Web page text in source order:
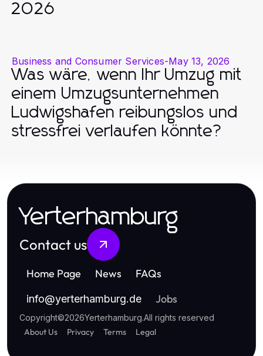
2026
Business and Consumer Services-May 13, 2026
Was wäre, wenn Ihr Umzug mit
einem Umzugsunternehmen
Ludwigshafen reibungslos und
stressfrei verlaufen könnte?
Yerterhamburg
Contact us
Home Page News FAQs
info@yerterhamburg.de Jobs
Copyright©2026Yerterhamburg.All rights reserved
About Us Privacy Terms Legal